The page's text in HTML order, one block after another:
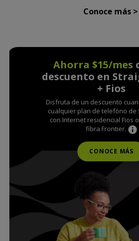
Conoce más >
Ahorra $15/mes
descuento en
+ Fios
Disfruta de un descuento
cualquier plan de telefóno de
con Internet residencial Fios
fibra Frontier.
CONOCE MÁS